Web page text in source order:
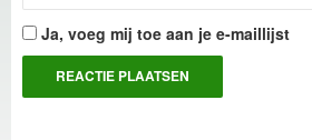
Ja, voeg mij toe aan je e-maillijst